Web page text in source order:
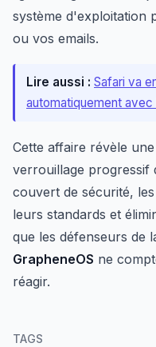
système d'exploitation
ou vos emails.
Lire aussi : Safari va
automatiquement avec
Cette affaire révèle
verrouillage progressif
couvert de sécurité,
leurs standards et
que les défenseurs de
GrapheneOS ne
réagir.
TAGS